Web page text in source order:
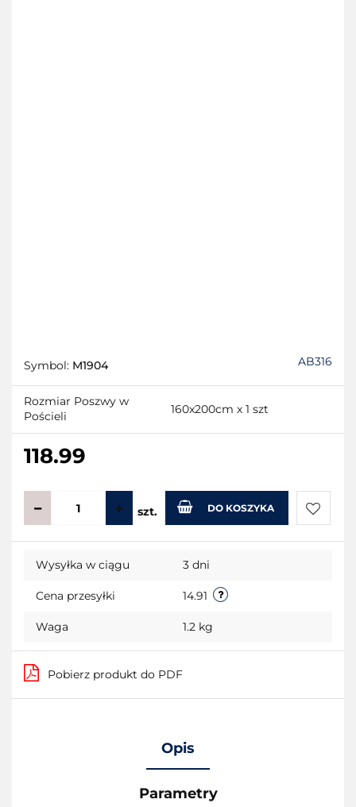
Symbol: M1904 AB316
Rozmiar Poszwy w
Pościeli
160x200cm x 1 szt
118.99
szt. DO KOSZYKA
Do
Wysyłka w ciągu 3 dni
Cena przesyłki 14.91
Waga 1.2 kg
Pobierz produkt do PDF
Opis
Parametry